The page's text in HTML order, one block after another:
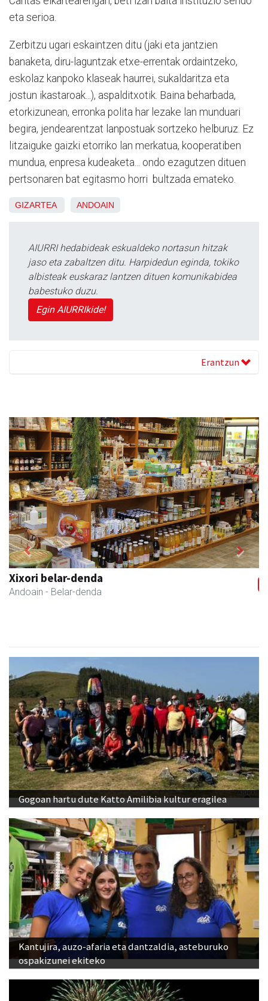
eta serioa.
Zerbitzu ugari eskaintzen ditu (jaki eta jantzien
banaketa, diru-laguntzak etxe-errentak ordaintzeko,
eskolaz kanpoko klaseak haurrei, sukaldaritza eta
jostun ikastaroak...), aspalditxotik. Baina beharbada,
etorkizunean, erronka polita har lezake lan munduari
begira, jendearentzat lanpostuak sortzeko helburuz. Ez
litzaiguke gaizki etorriko lan merkatua, kooperatiben
mundua, enpresa kudeaketa... ondo ezagutzen dituen
pertsonaren bat egitasmo horri bultzada emateko.
GIZARTEA ANDOAIN
AIURRI hedabideak eskualdeko nortasun hitzak
jaso eta zabaltzen ditu. Harpidedun eginda, tokiko
albisteak euskaraz lantzen dituen komunikabidea
babestuko duzu.
Egin AIURRIkide!
Erantzun
Xixori belar-denda
Andoain - Belar-denda
Previous Next
Gogoan hartu dute Katto Amilibia kultur eragilea
Kantujira, auzo-afaria eta dantzaldia, asteburuko
ospakizunei ekiteko